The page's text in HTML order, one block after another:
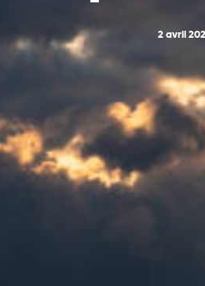
2 avril